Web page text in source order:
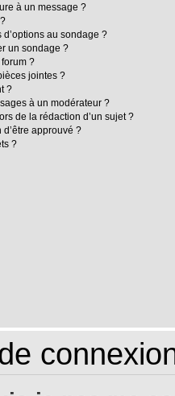
à un message ?
au sondage ?
un sondage ?
?
jointes ?
?
à un modérateur ?
de la rédaction d’un sujet ?
approuvé ?
?